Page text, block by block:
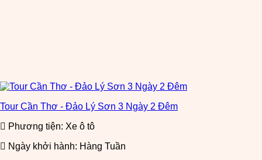
Tour Cần Thơ - Đảo Lý Sơn 3 Ngày 2 Đêm
Phương tiện: Xe ô tô
Ngày khởi hành: Hàng Tuần